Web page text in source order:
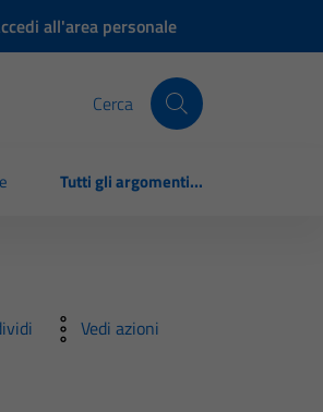
all'area personale
Cerca
Tutti gli argomenti...
Vedi azioni